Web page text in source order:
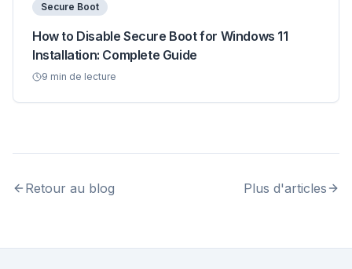
Secure Boot
How to Disable Secure Boot for Windows 11
Installation: Complete Guide
9 min de lecture
Retour au blog Plus d'articles